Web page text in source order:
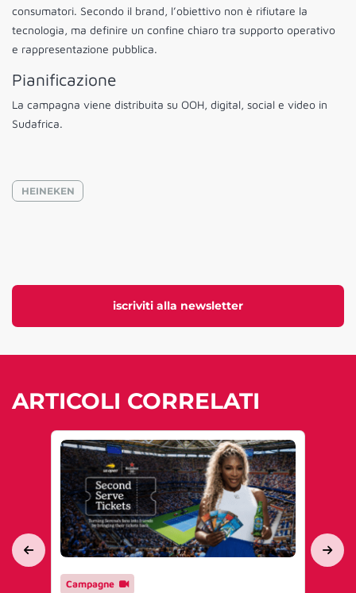
iscriviti alla newsletter
consumatori. Secondo il brand, l’obiettivo non è rifiutare la
tecnologia, ma definire un confine chiaro tra supporto operativo
e rappresentazione pubblica.
Pianificazione
La campagna viene distribuita su OOH, digital, social e video in
Sudafrica.
HEINEKEN
ARTICOLI CORRELATI
Campagne